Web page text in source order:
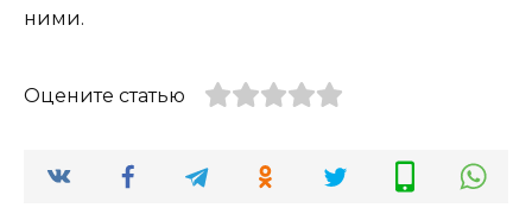
ними.
Оцените статью